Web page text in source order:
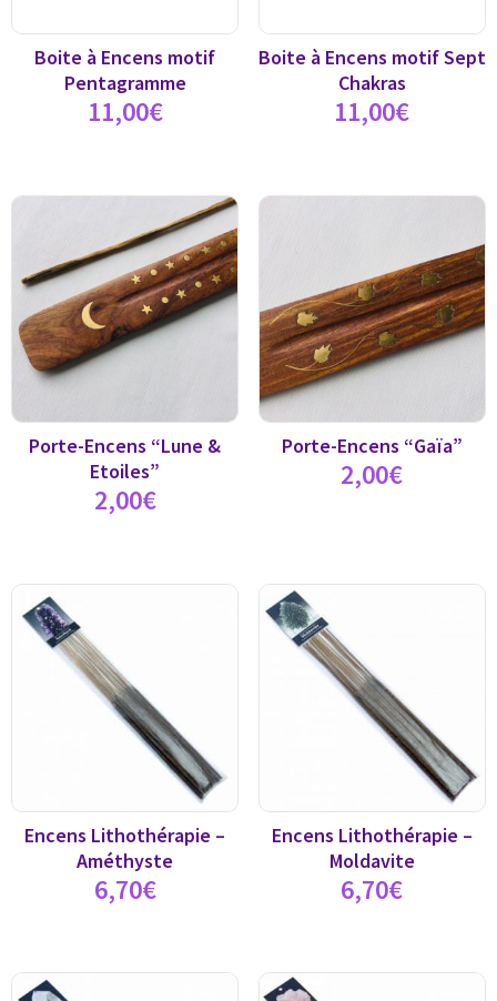
Boite à Encens motif
Pentagramme
11,00€
Boite à Encens motif Sept
Chakras
11,00€
Porte-Encens “Lune &
Etoiles”
2,00€
Porte-Encens “Gaïa”
2,00€
Encens Lithothérapie –
Améthyste
6,70€
Encens Lithothérapie –
Moldavite
6,70€